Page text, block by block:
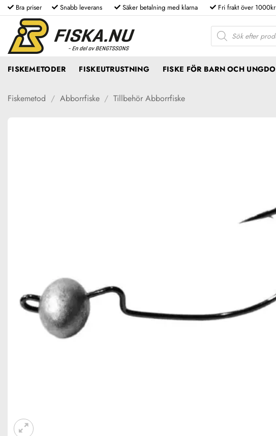
Skip
to
content
Bra priser Snabb leverans Säker betalning med klarna Fri frakt över 1000kr
Produktsökning
FISKEMETODER FISKEUTRUSTNING FISKE FÖR BARN OCH
Fiskemetod / Abborrfiske / Tillbehör Abborrfiske